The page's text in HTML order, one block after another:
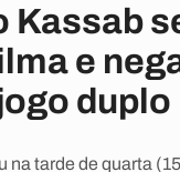
Kassab
e
duplo
na tarde de quarta